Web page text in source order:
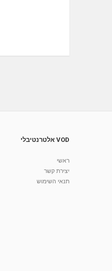
VOD אלטרנטיבלי
ראשי
יצירת קשר
תנאי השימוש